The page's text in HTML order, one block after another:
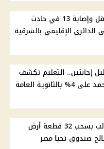
بالأسماء.. مصرع طفل وإصابة 13 في حادث
الإقليمي بالشرقية
إجابتين.. التعليم تكشف
العامة
توفيق عكاشة يطالب بسحب 32 قطعة أرض
صندوق تحيا مصر